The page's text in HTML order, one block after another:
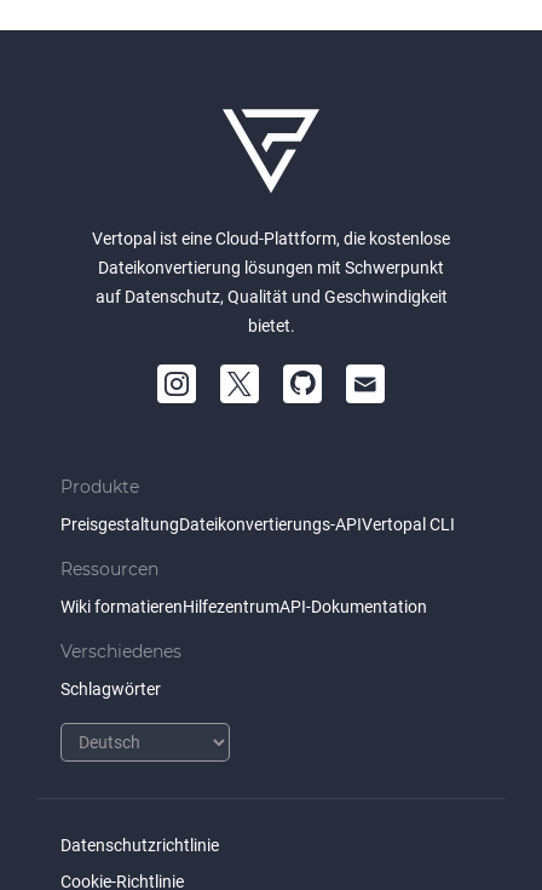
Vertopal ist eine Cloud-Plattform, die kostenlose
Dateikonvertierung lösungen mit Schwerpunkt
auf Datenschutz, Qualität und Geschwindigkeit
bietet.
Produkte
PreisgestaltungDateikonvertierungs-APIVertopal CLI
Ressourcen
Wiki formatierenHilfezentrumAPI-Dokumentation
Verschiedenes
Schlagwörter
Datenschutzrichtlinie
Cookie-Richtlinie